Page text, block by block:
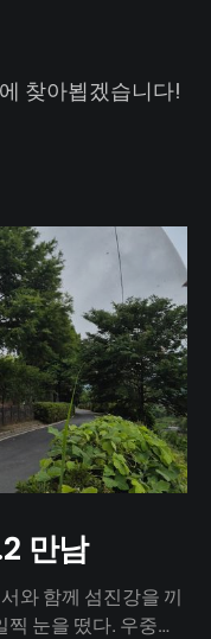
찾아뵙겠습니다!
만남
와 함께 섬진강을 끼
떴다. 우중충